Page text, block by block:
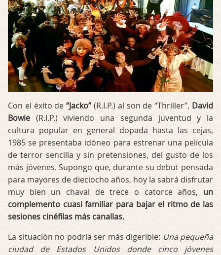
Con el éxito de“Jacko” (R.I.P.) al son de “Thriller”, David
Bowie (R.I.P.) viviendo una segunda juventud y la
cultura popular en general dopada hasta las cejas,
1985 se presentaba idóneo para estrenar una película
de terror sencilla y sin pretensiones, del gusto de los
más jóvenes. Supongo que, durante su debut pensada
para mayores de dieciocho años, hoy la sabrá disfrutar
muy bien un chaval de trece o catorce años, un
complemento cuasi familiar para bajar el ritmo de las
sesiones cinéfilas más canallas.
La situación no podría ser más digerible: Una pequeña
ciudad de Estados Unidos donde cinco jóvenes